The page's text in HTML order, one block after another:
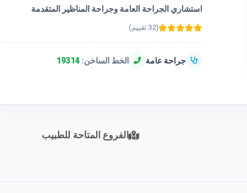
(32 تقييم)
جراحة عامة الخط الساخن: 19314
الفروع المتاحة للطبيب